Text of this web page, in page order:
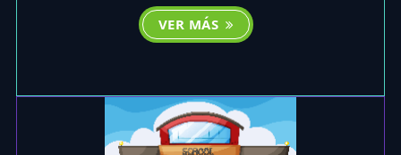
VER MÁS